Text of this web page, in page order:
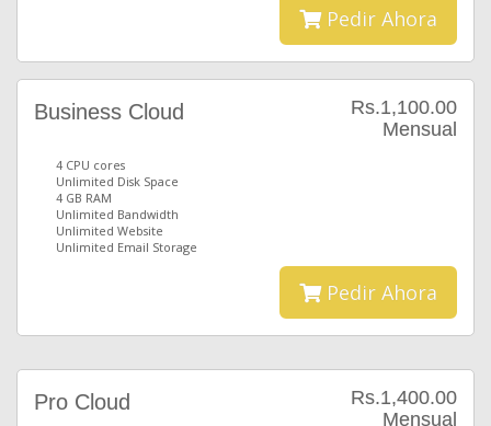
Pedir Ahora
Rs.1,100.00
Mensual
Business Cloud
4 CPU cores
Unlimited Disk Space
4 GB RAM
Unlimited Bandwidth
Unlimited Website
Unlimited Email Storage
Pedir Ahora
Rs.1,400.00
Mensual
Pro Cloud